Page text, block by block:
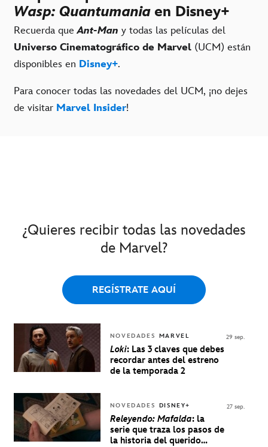
Wasp: Quantumania en Disney+
Recuerda queAnt-Man y todas las películas del
Universo Cinematográfico de Marvel (UCM) están
disponibles en Disney+.
Para conocer todas las novedades del UCM, ¡no dejes
de visitar Marvel Insider!
¿Quieres recibir todas las novedades
de Marvel?
REGÍSTRATE AQUÍ
NOVEDADES MARVEL
Loki: Las 3 claves que debes
recordar antes del estreno
de la temporada 2
29 sep.
NOVEDADES DISNEY+
Releyendo: Mafalda: la
serie que traza los pasos de
la historia del querido
27 sep.